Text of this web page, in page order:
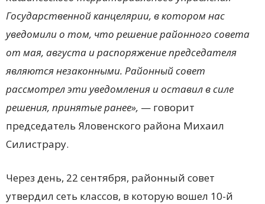
Государственной канцелярии, в котором нас
уведомили о том, что решение районного совета
от мая, августа и распоряжение председателя
являются незаконными. Районный совет
рассмотрел эти уведомления и оставил в силе
решения, принятые ранее», — говорит
председатель Яловенского района Михаил
Силистрару.
Через день, 22 сентября, районный совет
утвердил сеть классов, в которую вошел 10-й